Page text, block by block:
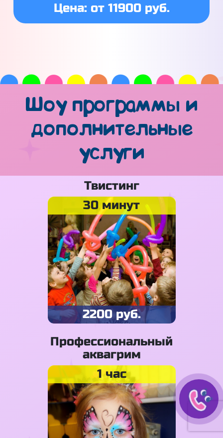
Цена: от 11900 руб.
Шоу программы и
дополнительные
услуги
Твистинг
30 минут
2200 руб.
Профессиональный
аквагрим
1 час